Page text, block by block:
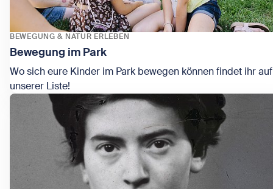
Bewegung im Park
BEWEGUNG & NATUR ERLEBEN
Wo sich eure Kinder im Park bewegen können findet ihr auf
unserer Liste!
Zeige Bewegung im Park